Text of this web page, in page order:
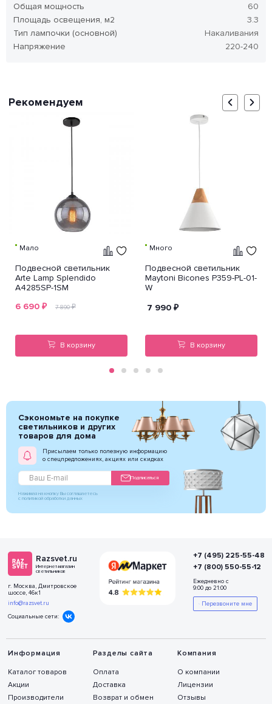
Общая мощность
60
Площадь освещения, м2
3.3
Тип лампочки (основной)
Накаливания
Напряжение
220-240
Рекомендуем
Мало
Подвесной светильник
Arte Lamp Splendido
A4285SP-1SM
6 690 ₽ 7 890₽
В корзину
Много
Подвесной светильник
Maytoni Bicones P359-PL-01-
W
7 990 ₽
В корзину
Сэкономьте на покупке
светильников и других
товаров для дома
Присылаем только полезную информацию
о спецпредложениях, акциях или скидках
Подписаться
Нажимая на кнопку Вы соглашаетесь
с политикой обработки данных
Razsvet.ru
Интернет-магазин
светильников
г. Москва, Дмитровское
шоссе, 46к1
info@razsvet.ru
Социальные сети:
Информация
Каталог товаров
Акции
Производители
Разделы сайта
Оплата
Доставка
Возврат и обмен
Компания
О компании
Лицензии
Отзывы
+7 (495) 225-55-48
+7 (800) 550-55-12
Ежедневно с
9:00 до 21:00
Перезвоните мне